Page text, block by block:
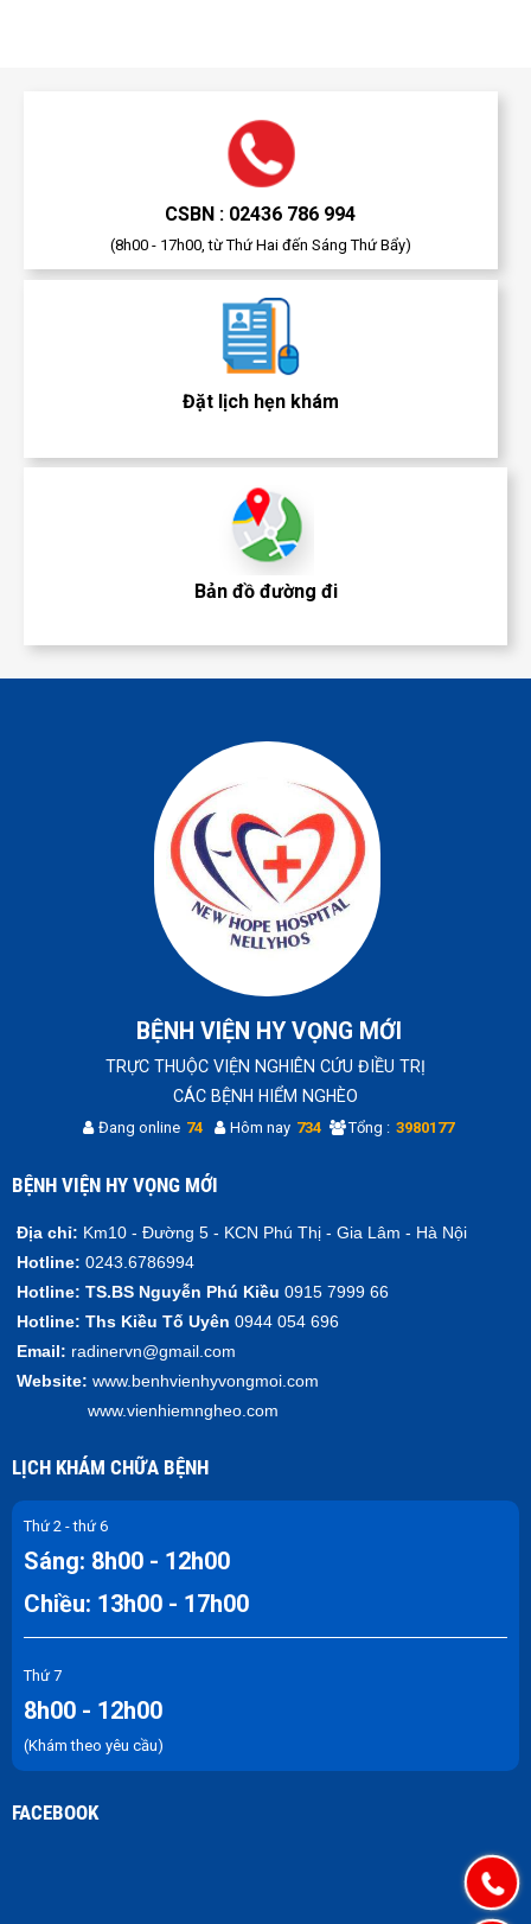
CSBN : 02436 786 994
(8h00 - 17h00, từ Thứ Hai đến Sáng Thứ Bẩy)
Đặt lịch hẹn khám
Bản đồ đường đi
BỆNH VIỆN HY VỌNG MỚI
TRỰC THUỘC VIỆN NGHIÊN CỨU ĐIỀU TRỊ
CÁC BỆNH HIỂM NGHÈO
Đang online 74 Hôm nay 734 Tổng : 3980177
BỆNH VIỆN HY VỌNG MỚI
Địa chỉ: Km10 - Đường 5 - KCN Phú Thị - Gia Lâm - Hà Nội
Hotline: 0243.6786994
Hotline: TS.BS Nguyễn Phú Kiều 0915 7999 66
Hotline: Ths Kiều Tố Uyên 0944 054 696
Email: radinervn@gmail.com
Website: www.benhvienhyvongmoi.com
www.vienhiemngheo.com
LỊCH KHÁM CHỮA BỆNH
Thứ 2 - thứ 6
Sáng: 8h00 - 12h00
Chiều: 13h00 - 17h00
Thứ 7
8h00 - 12h00
(Khám theo yêu cầu)
FACEBOOK